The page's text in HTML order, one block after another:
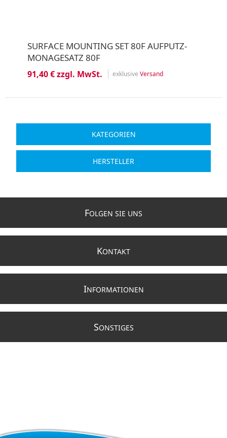
SURFACE MOUNTING SET 80F AUFPUTZ-
MONAGESATZ 80F
91,40 € zzgl. MwSt. exklusive Versand
KATEGORIEN
HERSTELLER
FOLGEN SIE UNS
KONTAKT
INFORMATIONEN
SONSTIGES